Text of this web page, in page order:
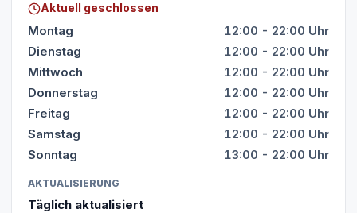
Aktuell geschlossen
Montag
12:00 - 22:00 Uhr
Dienstag
12:00 - 22:00 Uhr
Mittwoch
12:00 - 22:00 Uhr
Donnerstag
12:00 - 22:00 Uhr
Freitag
12:00 - 22:00 Uhr
Samstag
12:00 - 22:00 Uhr
Sonntag
13:00 - 22:00 Uhr
AKTUALISIERUNG
Täglich aktualisiert